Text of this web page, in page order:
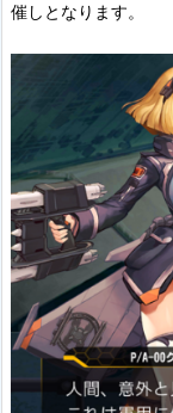
催しとなります。